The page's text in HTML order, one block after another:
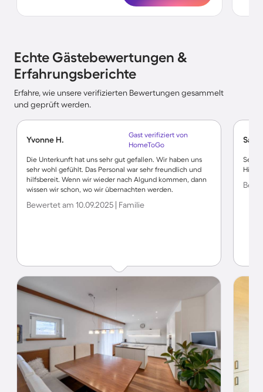
Echte Gästebewertungen &
Erfahrungsberichte
Erfahre, wie unsere verifizierten Bewertungen gesammelt
und geprüft werden.
Yvonne H.
Gast verifiziert von
HomeToGo
Die Unterkunft hat uns sehr gut gefallen. Wir haben uns
sehr wohl gefühlt. Das Personal war sehr freundlich und
hilfsbereit. Wenn wir wieder nach Algund kommen, dann
wissen wir schon, wo wir übernachten werden.
Bewertet am 10.09.2025 | Familie
Sehr
Hitze